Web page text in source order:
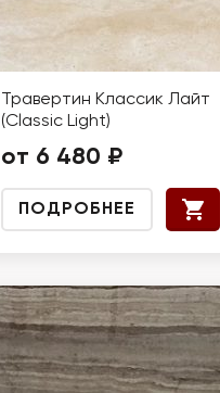
Травертин Классик Лайт
(Classic Light)
от 6 480 ₽
ПОДРОБНЕЕ